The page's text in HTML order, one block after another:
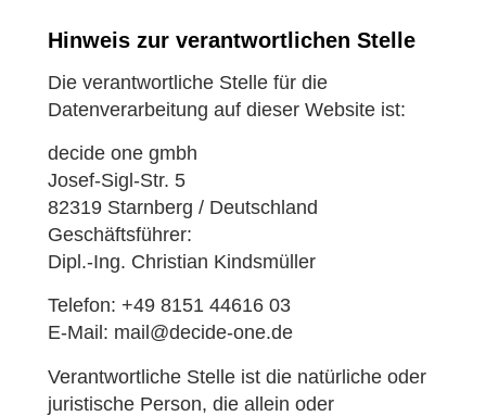
Hinweis zur verantwortlichen Stelle
Die verantwortliche Stelle für die
Datenverarbeitung auf dieser Website ist:
decide one gmbh
Josef-Sigl-Str. 5
82319 Starnberg / Deutschland
Geschäftsführer:
Dipl.-Ing. Christian Kindsmüller
Telefon: +49 8151 44616 03
E-Mail: mail@decide-one.de
Verantwortliche Stelle ist die natürliche oder
juristische Person, die allein oder